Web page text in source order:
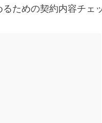
ための契約内容チェ